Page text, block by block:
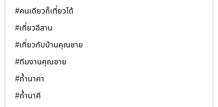
#คนเดียวก็เที่ยวได้
#เที่ยวอีสาน
#เที่ยวกับบ้านคุณชาย
#ทีมงานคุณชาย
#ถ้ำนาคา
#ถ้ำนาคี